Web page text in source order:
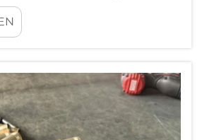
bei Ventilen sind einer
für europäische
Lokale europäische